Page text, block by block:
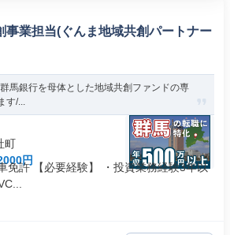
事業担当(ぐんま地域共創パートナー
馬銀行を母体とした地域共創ファンドの専
す/...
町
円
免許 【必要経験】 ・投資業務経験3年以